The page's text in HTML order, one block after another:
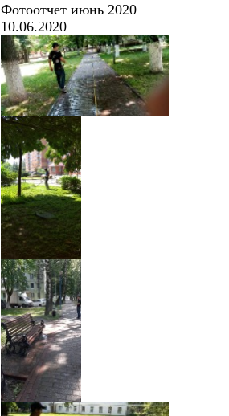
Фотоотчет июнь 2020
10.06.2020